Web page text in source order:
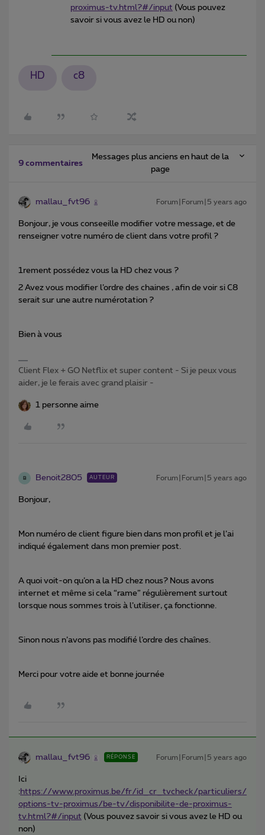
proximus-tv.html?#/input (Vous pouvez
savoir si vous avez le HD ou non)
HD c8
9 commentaires
Messages plus anciens en haut de la
page
mallau_fvt96 Forum|Forum|5 years ago
Bonjour, je vous conseeille modifier votre message, et de
renseigner votre numéro de client dans votre profil ?
1rement possédez vous la HD chez vous ?
2 Avez vous modifier l’ordre des chaines , afin de voir si C8
serait sur une autre numérotation ?
Bien à vous
Client Flex + GO Netflix et super content - Si je peux vous
aider, je le ferais avec grand plaisir -
1 personne aime
B Benoit2805 AUTEUR Forum|Forum|5 years ago
Bonjour,
Mon numéro de client figure bien dans mon profil et je l’ai
indiqué également dans mon premier post.
A quoi voit-on qu’on a la HD chez nous? Nous avons
internet et même si cela “rame” régulièrement surtout
lorsque nous sommes trois à l’utiliser, ça fonctionne.
Sinon nous n’avons pas modifié l’ordre des chaînes.
Merci pour votre aide et bonne journée
mallau_fvt96 RÉPONSE Forum|Forum|5 years ago
Ici
:https://www.proximus.be/fr/id_cr_tvcheck/particuliers/
options-tv-proximus/be-tv/disponibilite-de-proximus-
tv.html?#/input (Vous pouvez savoir si vous avez le HD ou
non)